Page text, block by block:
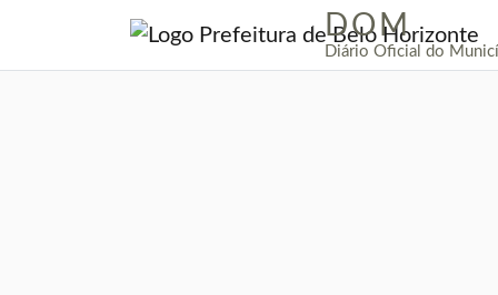
| DOM
Diário Oficial do